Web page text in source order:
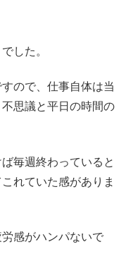
した。
ので、仕事自体は当
思議と平日の時間の
毎週終わっていると
れていた感がありま
感がハンパないで